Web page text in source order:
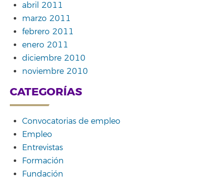
abril 2011
marzo 2011
febrero 2011
enero 2011
diciembre 2010
noviembre 2010
CATEGORÍAS
Convocatorias de empleo
Empleo
Entrevistas
Formación
Fundación